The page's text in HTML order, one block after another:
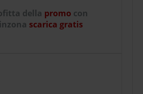
della promo con
scarica gratis